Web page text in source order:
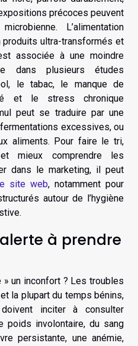
précoces peuvent
L’alimentation
ultra-transformés et
associée à une moindre
dans plusieurs études
le tabac, le manque de
et le stress chronique
peut se traduire par une
excessives, ou
aliments. Pour faire le tri,
mieux comprendre les
dans le marketing, il peut
site web, notamment pour
autour de l’hygiène
à prendre
» un inconfort ? Les troubles
la plupart du temps bénins,
inciter à consulter
poids involontaire, du sang
persistante, une anémie,